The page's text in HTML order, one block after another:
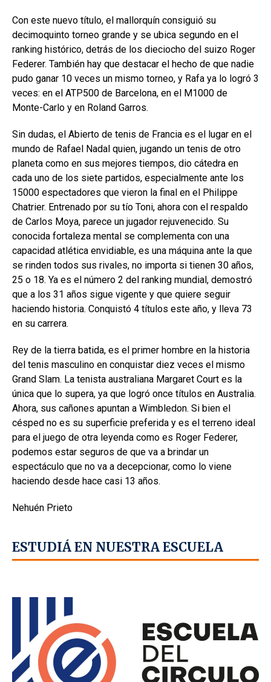
Con este nuevo título, el mallorquín consiguió su
decimoquinto torneo grande y se ubica segundo en el
ranking histórico, detrás de los dieciocho del suizo Roger
Federer. También hay que destacar el hecho de que nadie
pudo ganar 10 veces un mismo torneo, y Rafa ya lo logró 3
veces: en el ATP500 de Barcelona, en el M1000 de
Monte-Carlo y en Roland Garros.
Sin dudas, el Abierto de tenis de Francia es el lugar en el
mundo de Rafael Nadal quien, jugando un tenis de otro
planeta como en sus mejores tiempos, dio cátedra en
cada uno de los siete partidos, especialmente ante los
15000 espectadores que vieron la final en el Philippe
Chatrier. Entrenado por su tío Toni, ahora con el respaldo
de Carlos Moya, parece un jugador rejuvenecido. Su
conocida fortaleza mental se complementa con una
capacidad atlética envidiable, es una máquina ante la que
se rinden todos sus rivales, no importa si tienen 30 años,
25 o 18. Ya es el número 2 del ranking mundial, demostró
que a los 31 años sigue vigente y que quiere seguir
haciendo historia. Conquistó 4 títulos este año, y lleva 73
en su carrera.
Rey de la tierra batida, es el primer hombre en la historia
del tenis masculino en conquistar diez veces el mismo
Grand Slam. La tenista australiana Margaret Court es la
única que lo supera, ya que logró once títulos en Australia.
Ahora, sus cañones apuntan a Wimbledon. Si bien el
césped no es su superficie preferida y es el terreno ideal
para el juego de otra leyenda como es Roger Federer,
podemos estar seguros de que va a brindar un
espectáculo que no va a decepcionar, como lo viene
haciendo desde hace casi 13 años.
Nehuén Prieto
ESTUDIÁ EN NUESTRA ESCUELA